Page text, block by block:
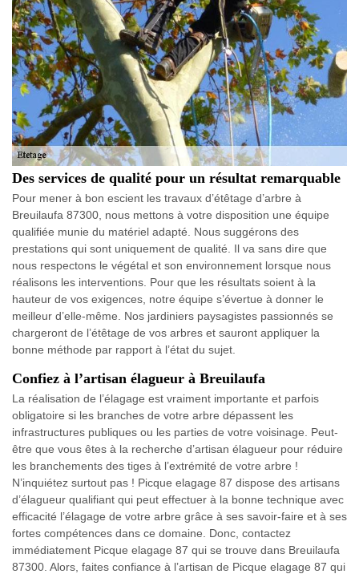
Des services de qualité pour un résultat remarquable
Pour mener à bon escient les travaux d’étêtage d’arbre à
Breuilaufa 87300, nous mettons à votre disposition une équipe
qualifiée munie du matériel adapté. Nous suggérons des
prestations qui sont uniquement de qualité. Il va sans dire que
nous respectons le végétal et son environnement lorsque nous
réalisons les interventions. Pour que les résultats soient à la
hauteur de vos exigences, notre équipe s’évertue à donner le
meilleur d’elle-même. Nos jardiniers paysagistes passionnés se
chargeront de l’étêtage de vos arbres et sauront appliquer la
bonne méthode par rapport à l’état du sujet.
Confiez à l’artisan élagueur à Breuilaufa
La réalisation de l’élagage est vraiment importante et parfois
obligatoire si les branches de votre arbre dépassent les
infrastructures publiques ou les parties de votre voisinage. Peut-
être que vous êtes à la recherche d’artisan élagueur pour réduire
les branchements des tiges à l’extrémité de votre arbre !
N’inquiétez surtout pas ! Picque elagage 87 dispose des artisans
d’élagueur qualifiant qui peut effectuer à la bonne technique avec
efficacité l’élagage de votre arbre grâce à ses savoir-faire et à ses
fortes compétences dans ce domaine. Donc, contactez
immédiatement Picque elagage 87 qui se trouve dans Breuilaufa
87300. Alors, faites confiance à l’artisan de Picque elagage 87 qui